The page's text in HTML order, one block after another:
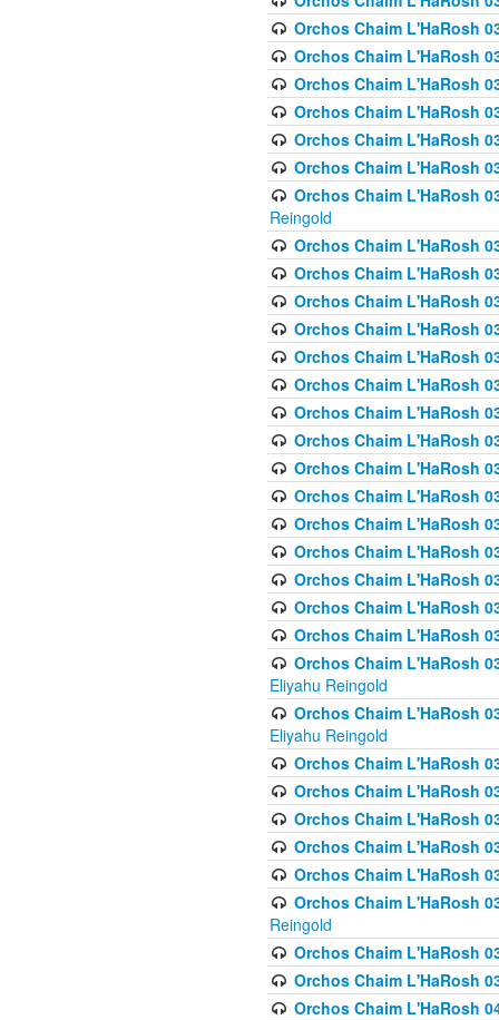
Orchos Chaim L'HaRosh
Orchos Chaim L'HaRosh
Orchos Chaim L'HaRosh
Orchos Chaim L'HaRosh
Orchos Chaim L'HaRosh
Orchos Chaim L'HaRosh
Orchos Chaim L'HaRosh
Reingold
Orchos Chaim L'HaRosh
Orchos Chaim L'HaRosh
Orchos Chaim L'HaRosh
Orchos Chaim L'HaRosh
Orchos Chaim L'HaRosh
Orchos Chaim L'HaRosh
Orchos Chaim L'HaRosh
Orchos Chaim L'HaRosh
Orchos Chaim L'HaRosh
Orchos Chaim L'HaRosh
Orchos Chaim L'HaRosh
Orchos Chaim L'HaRosh
Orchos Chaim L'HaRosh
Orchos Chaim L'HaRosh
Orchos Chaim L'HaRosh
Orchos Chaim L'HaRosh
Eliyahu Reingold
Orchos Chaim L'HaRosh
Eliyahu Reingold
Orchos Chaim L'HaRosh
Orchos Chaim L'HaRosh
Orchos Chaim L'HaRosh
Orchos Chaim L'HaRosh
Orchos Chaim L'HaRosh
Orchos Chaim L'HaRosh
Reingold
Orchos Chaim L'HaRosh
Orchos Chaim L'HaRosh
Orchos Chaim L'HaRosh